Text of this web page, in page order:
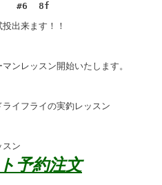
出来ます！！
ンレッスン開始いたします。
イフライの実釣レッスン
スン
予約注文